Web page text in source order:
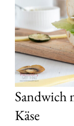
Sandwich
Käse